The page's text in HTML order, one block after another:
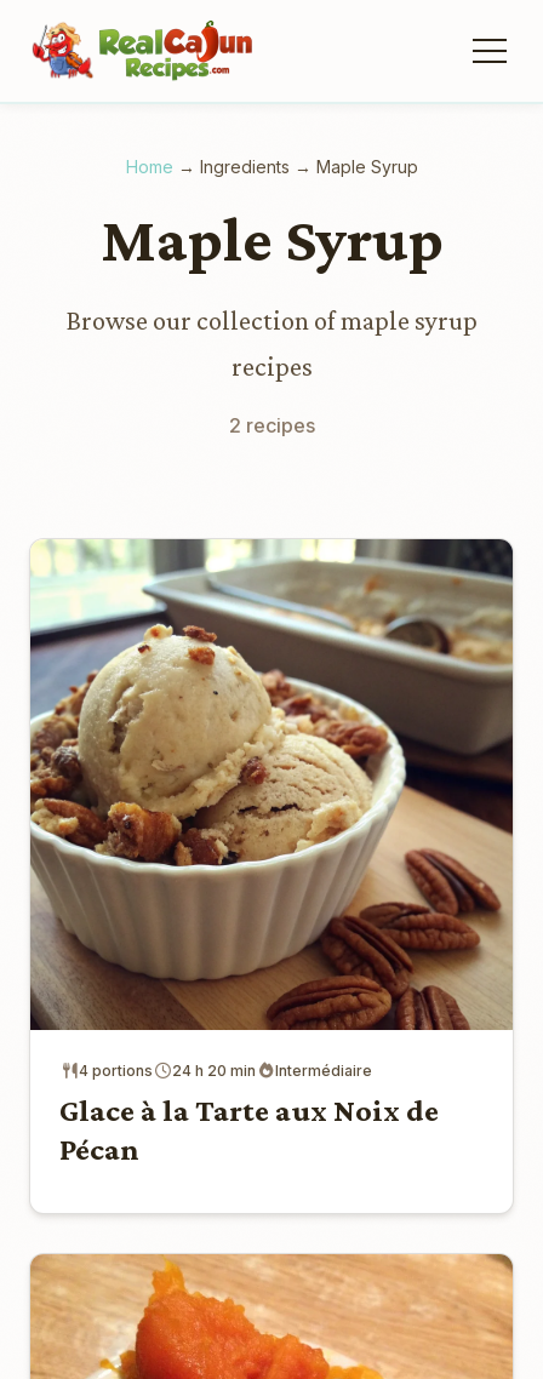
Home → Ingredients → Maple Syrup
Maple Syrup
Browse our collection of maple syrup
recipes
2 recipes
4 portions 24 h 20 min Intermédiaire
Glace à la Tarte aux Noix de
Pécan